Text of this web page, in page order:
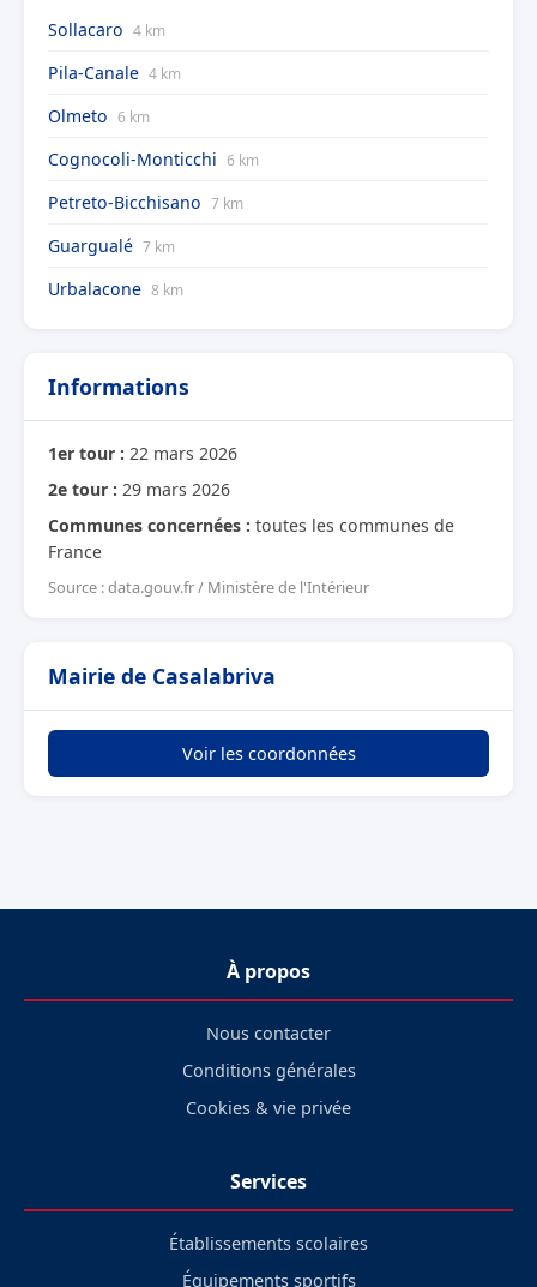
Sollacaro 4 km
Pila-Canale 4 km
Olmeto 6 km
Cognocoli-Monticchi 6 km
Petreto-Bicchisano 7 km
Guargualé 7 km
Urbalacone 8 km
Informations
1er tour : 22 mars 2026
2e tour : 29 mars 2026
Communes concernées : toutes les communes de
France
Source : data.gouv.fr / Ministère de l'Intérieur
Mairie de Casalabriva
Voir les coordonnées
À propos
Nous contacter
Conditions générales
Cookies & vie privée
Services
Établissements scolaires
Équipements sportifs